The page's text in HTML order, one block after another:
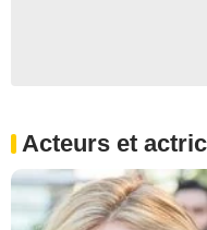
Acteurs et